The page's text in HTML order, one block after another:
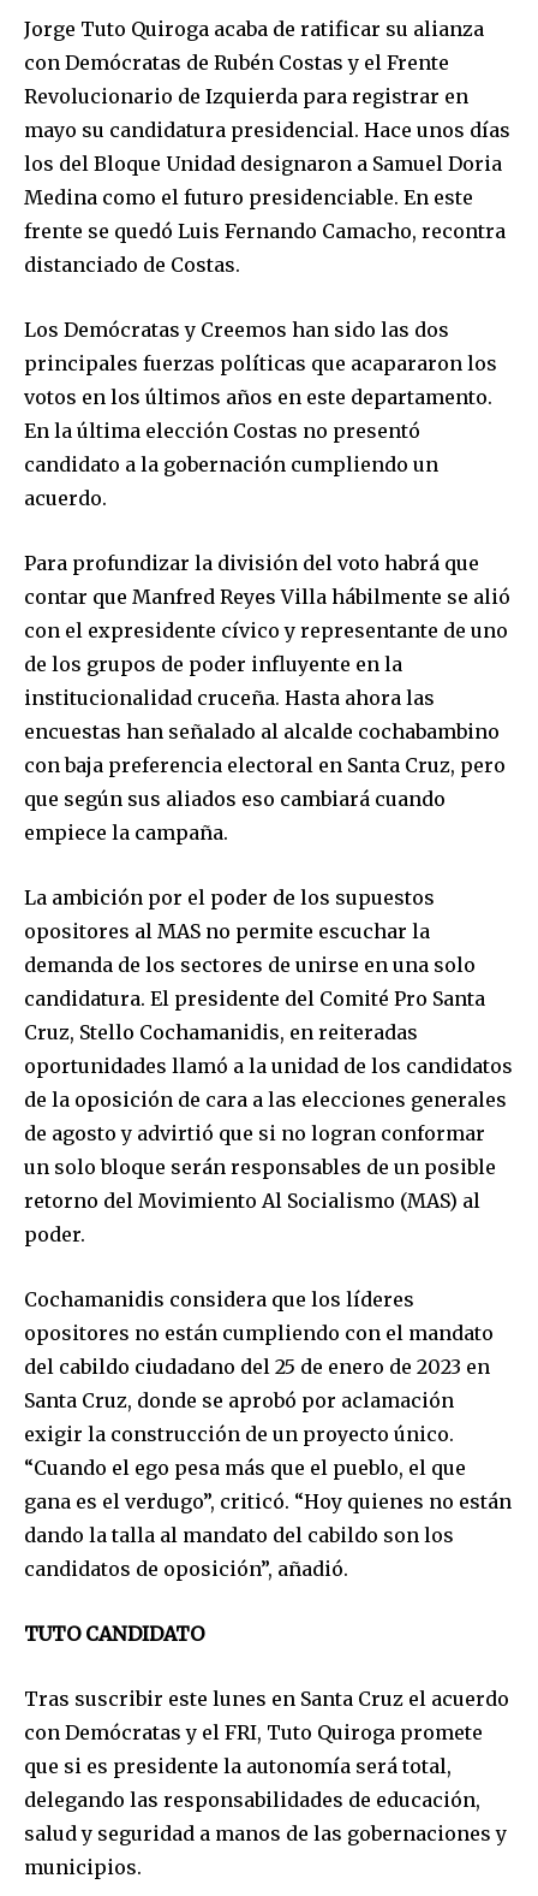
Jorge Tuto Quiroga acaba de ratificar su alianza
con Demócratas de Rubén Costas y el Frente
Revolucionario de Izquierda para registrar en
mayo su candidatura presidencial. Hace unos días
los del Bloque Unidad designaron a Samuel Doria
Medina como el futuro presidenciable. En este
frente se quedó Luis Fernando Camacho, recontra
distanciado de Costas.
Los Demócratas y Creemos han sido las dos
principales fuerzas políticas que acapararon los
votos en los últimos años en este departamento.
En la última elección Costas no presentó
candidato a la gobernación cumpliendo un
acuerdo.
Para profundizar la división del voto habrá que
contar que Manfred Reyes Villa hábilmente se alió
con el expresidente cívico y representante de uno
de los grupos de poder influyente en la
institucionalidad cruceña. Hasta ahora las
encuestas han señalado al alcalde cochabambino
con baja preferencia electoral en Santa Cruz, pero
que según sus aliados eso cambiará cuando
empiece la campaña.
La ambición por el poder de los supuestos
opositores al MAS no permite escuchar la
demanda de los sectores de unirse en una solo
candidatura. El presidente del Comité Pro Santa
Cruz, Stello Cochamanidis, en reiteradas
oportunidades llamó a la unidad de los candidatos
de la oposición de cara a las elecciones generales
de agosto y advirtió que si no logran conformar
un solo bloque serán responsables de un posible
retorno del Movimiento Al Socialismo (MAS) al
poder.
Cochamanidis considera que los líderes
opositores no están cumpliendo con el mandato
del cabildo ciudadano del 25 de enero de 2023 en
Santa Cruz, donde se aprobó por aclamación
exigir la construcción de un proyecto único.
“Cuando el ego pesa más que el pueblo, el que
gana es el verdugo”, criticó. “Hoy quienes no están
dando la talla al mandato del cabildo son los
candidatos de oposición”, añadió.
TUTO CANDIDATO
Tras suscribir este lunes en Santa Cruz el acuerdo
con Demócratas y el FRI, Tuto Quiroga promete
que si es presidente la autonomía será total,
delegando las responsabilidades de educación,
salud y seguridad a manos de las gobernaciones y
municipios.